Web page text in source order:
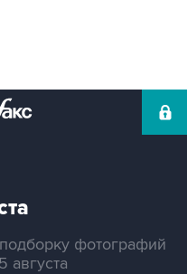
фотографий
августа